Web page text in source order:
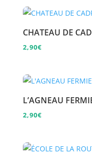
CHATEAU DE
2,90€
L’AGNEAU
2,90€